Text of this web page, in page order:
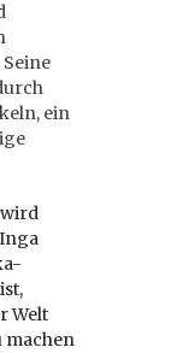
ein
Welt
machen